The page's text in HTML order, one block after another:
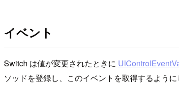
イベント
Switch は値が変更されたときに
ソッドを登録し、このイベントを取得するように